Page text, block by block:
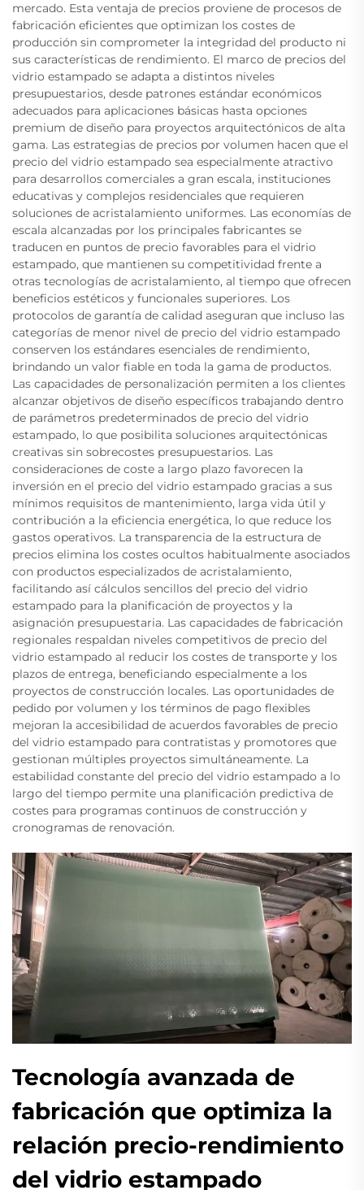
mercado. Esta ventaja de precios proviene de procesos de
fabricación eficientes que optimizan los costes de
producción sin comprometer la integridad del producto ni
sus características de rendimiento. El marco de precios del
vidrio estampado se adapta a distintos niveles
presupuestarios, desde patrones estándar económicos
adecuados para aplicaciones básicas hasta opciones
premium de diseño para proyectos arquitectónicos de alta
gama. Las estrategias de precios por volumen hacen que el
precio del vidrio estampado sea especialmente atractivo
para desarrollos comerciales a gran escala, instituciones
educativas y complejos residenciales que requieren
soluciones de acristalamiento uniformes. Las economías de
escala alcanzadas por los principales fabricantes se
traducen en puntos de precio favorables para el vidrio
estampado, que mantienen su competitividad frente a
otras tecnologías de acristalamiento, al tiempo que ofrecen
beneficios estéticos y funcionales superiores. Los
protocolos de garantía de calidad aseguran que incluso las
categorías de menor nivel de precio del vidrio estampado
conserven los estándares esenciales de rendimiento,
brindando un valor fiable en toda la gama de productos.
Las capacidades de personalización permiten a los clientes
alcanzar objetivos de diseño específicos trabajando dentro
de parámetros predeterminados de precio del vidrio
estampado, lo que posibilita soluciones arquitectónicas
creativas sin sobrecostes presupuestarios. Las
consideraciones de coste a largo plazo favorecen la
inversión en el precio del vidrio estampado gracias a sus
mínimos requisitos de mantenimiento, larga vida útil y
contribución a la eficiencia energética, lo que reduce los
gastos operativos. La transparencia de la estructura de
precios elimina los costes ocultos habitualmente asociados
con productos especializados de acristalamiento,
facilitando así cálculos sencillos del precio del vidrio
estampado para la planificación de proyectos y la
asignación presupuestaria. Las capacidades de fabricación
regionales respaldan niveles competitivos de precio del
vidrio estampado al reducir los costes de transporte y los
plazos de entrega, beneficiando especialmente a los
proyectos de construcción locales. Las oportunidades de
pedido por volumen y los términos de pago flexibles
mejoran la accesibilidad de acuerdos favorables de precio
del vidrio estampado para contratistas y promotores que
gestionan múltiples proyectos simultáneamente. La
estabilidad constante del precio del vidrio estampado a lo
largo del tiempo permite una planificación predictiva de
costes para programas continuos de construcción y
cronogramas de renovación.
Tecnología avanzada de
fabricación que optimiza la
relación precio-rendimiento
del vidrio estampado